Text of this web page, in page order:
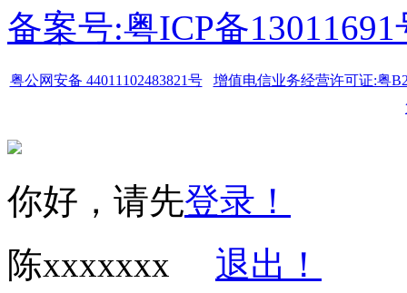
备案号:粤ICP备13011691
粤公网安备 44011102483821号
增值电信业务经营许可证:粤
你好，请先登录！
陈xxxxxxx
退出！